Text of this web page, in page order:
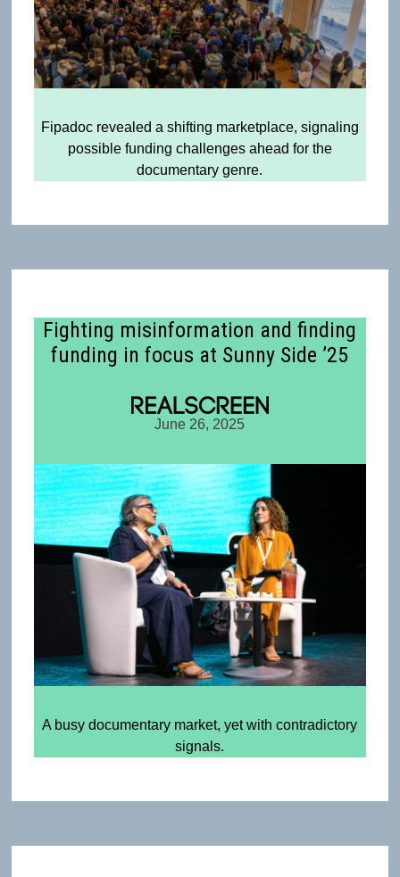
Fipadoc revealed a shifting marketplace, signaling
possible funding challenges ahead for the
documentary genre.
Fighting misinformation and finding
funding in focus at Sunny Side ’25
June 26, 2025
A busy documentary market, yet with contradictory
signals.